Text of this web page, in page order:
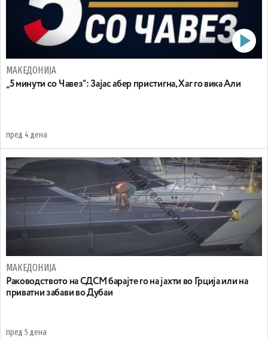
МАКЕДОНИЈА
„5 минути со Чавез“: Зајас абер пристигна, Хаг го вика Али
пред 4 дена
МАКЕДОНИЈА
Раководството на СДСМ барајте го на јахти во Грција или на
приватни забави во Дубаи
пред 5 дена